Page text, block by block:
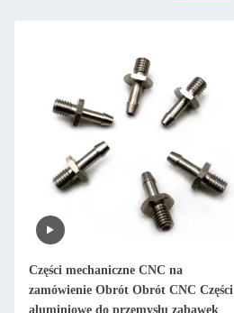
Części mechaniczne CNC na
zamówienie Obrót Obrót CNC Części
aluminiowe do przemysłu zabawek